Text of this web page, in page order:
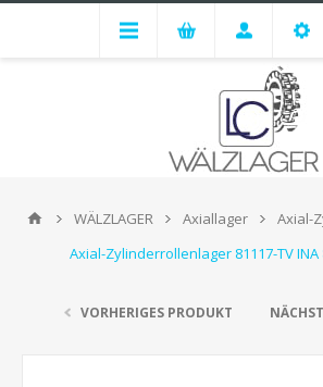
WÄLZLAGER Axiallager
Axial-
Axial-Zylinderrollenlager 81117-TV INA
VORHERIGES PRODUKT